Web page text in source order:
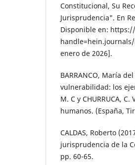
Constitucional, Su
Jurisprudencia". En
Disponible en:
enero de 2026].
BARRANCO, María
vulnerabilidad: los
M. C y CHURRUCA,
humanos. (España,
CALDAS, Roberto
jurisprudencia de la
pp. 60-65.